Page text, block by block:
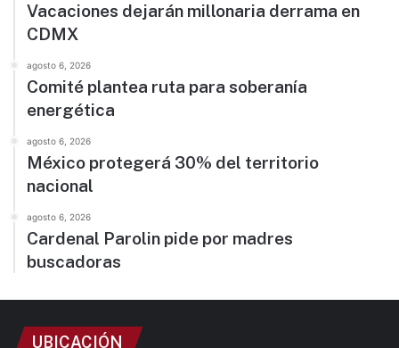
Vacaciones dejarán millonaria derrama en
CDMX
agosto 6, 2026
Comité plantea ruta para soberanía
energética
agosto 6, 2026
México protegerá 30% del territorio
nacional
agosto 6, 2026
Cardenal Parolin pide por madres
buscadoras
UBICACIÓN